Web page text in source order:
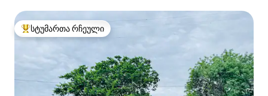
სტუმართა რჩეული მოწინავე ვარიანტი
სტუმართა რჩეული